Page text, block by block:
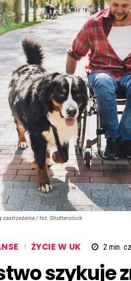
zastrzeżenia / fot. Shutterstock
ŻYCIE W UK 2min.
szykuje